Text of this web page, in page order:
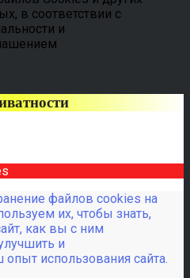
в соответствии с
и
файлов cookies на
их, чтобы знать,
как вы с ним
и
использования сайта.